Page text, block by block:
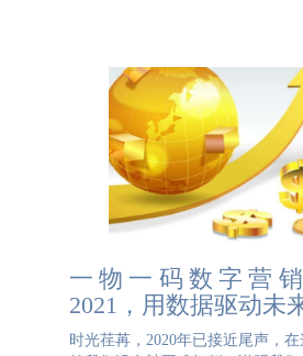
一物一码数字营
2021，用数据驱动未
时光荏苒，2020年已接近尾声，